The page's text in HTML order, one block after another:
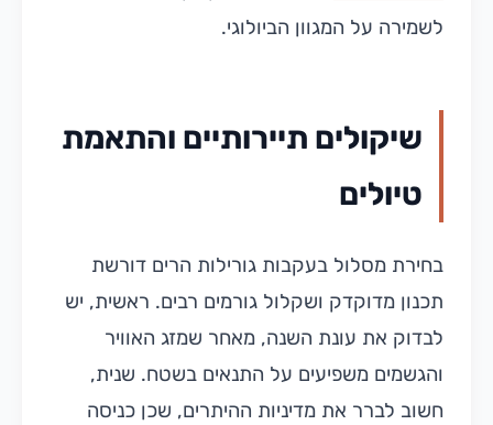
לשמירה על המגוון הביולוגי.
שיקולים תיירותיים והתאמת
טיולים
בחירת מסלול בעקבות גורילות הרים דורשת
תכנון מדוקדק ושקלול גורמים רבים. ראשית, יש
לבדוק את עונת השנה, מאחר שמזג האוויר
והגשמים משפיעים על התנאים בשטח. שנית,
חשוב לברר את מדיניות ההיתרים, שכן כניסה